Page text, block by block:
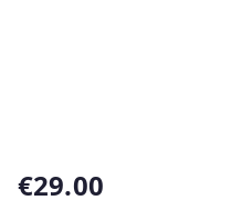
€29.00